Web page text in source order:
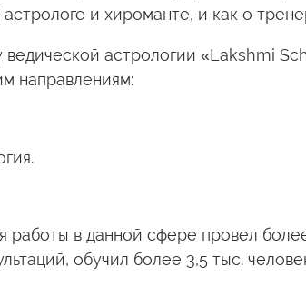
и хироманте, и как о
астрологии «Lakshmi
направлениям:
работы в данной сфере провел
обучил более 3,5 тыс.